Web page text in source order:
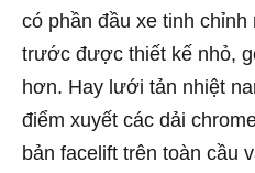
có phần đầu xe tinh
trước được thiết kế nhỏ,
hơn. Hay lưới tản nhiệt
điểm xuyết các dải
bản facelift trên toàn cầu